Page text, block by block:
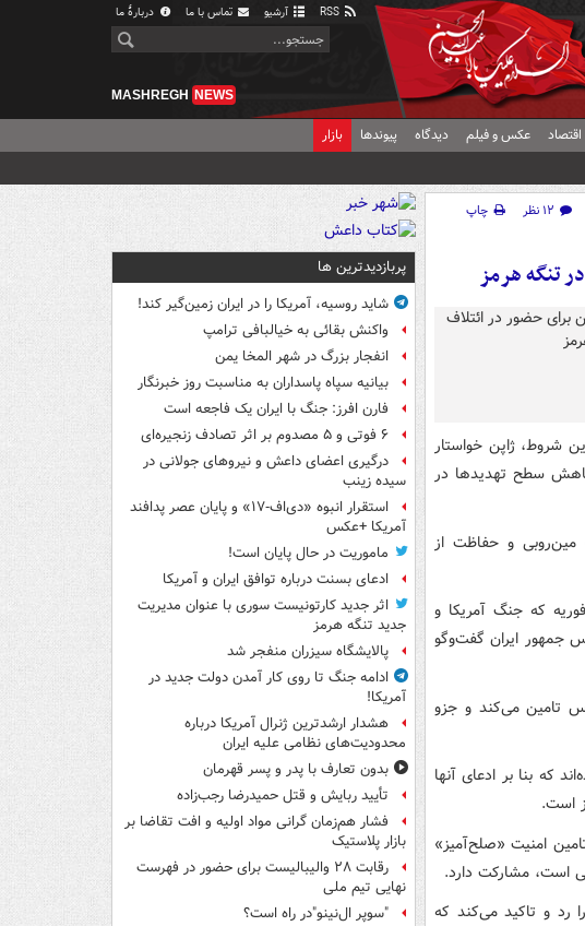
آرشیو تماس با ما دربارهٔ ما
MASHREGH NEWS
اقتصاد عکس و فیلم دیدگاه پیوندها بازار
۱۲ نظر
چاپ
تنگه هرمز
شروط، ژاپن خواستار
کاهش سطح تهدیدها در
مین‌روبی و حفاظت از
که جنگ آمریکا و
جمهور ایران گفت‌وگو
فارس تامین می‌کند و جزو
که بنا بر ادعای آنها
است.
امنیت «صلح‌آمیز»
است، مشارکت دارد.
رد و تاکید می‌کند که
پربازدیدترین ها
شاید روسیه، آمریکا را در ایران زمین‌گیر کند!
واکنش بقائی به خیالبافی ترامپ
انفجار بزرگ در شهر المخا یمن
بیانیه سپاه پاسداران به مناسبت روز خبرنگار
فارن افرز: جنگ با ایران یک فاجعه است
۶ فوتی و ۵ مصدوم بر اثر تصادف زنجیره‌ای
درگیری اعضای داعش و نیروهای جولانی در
سیده زینب
استقرار انبوه «دی‌اف‑۱۷» و پایان عصر پدافند
آمریکا +عکس
ماموریت در حال پایان است!
ادعای بسنت درباره توافق ایران و آمریکا
اثر جدید کارتونیست سوری با عنوان مدیریت
جدید تنگه هرمز
پالایشگاه سیزران منفجر شد
ادامه جنگ تا روی کار آمدن دولت جدید در
آمریکا!
هشدار ارشدترین ژنرال آمریکا درباره
محدودیت‌های نظامی علیه ایران
بدون تعارف با پدر و پسر قهرمان
تأیید ربایش و قتل حمیدرضا رجب‌زاده
فشار هم‌زمان گرانی مواد اولیه و افت تقاضا بر
بازار پلاستیک
رقابت ۲۸ والیبالیست برای حضور در فهرست
نهایی تیم ملی
"سوپر ال‌نینو"در راه است؟